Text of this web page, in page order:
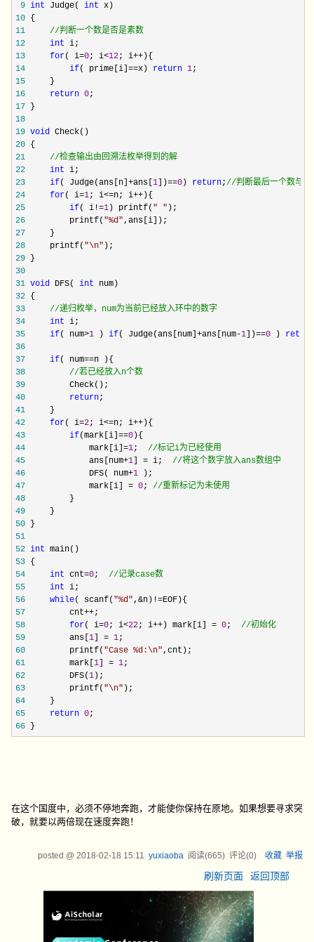
9 int Judge( int
10
11
//判断一个数是否是素数
12
int
13
for( i=0; i<12; i++
14
if( prime[i]==x) return 1
15
16
return 0
17
18
19 void
20
21
//检查输出由回溯法枚举得到的解
22
int
23
if( Judge(ans[n]+ans[1 ])==0 ) return;//判断最后一个数与
24
for( i=1; i<=n; i++
25
if( i!=1 ) printf( " "
26
         printf(
"%d"
27
28
     printf(
"\n"
29
30
31 void DFS( int
32
33
//递归枚举，num为当前已经放入环中的数字
34
int
35
if( num>1 ) if( Judge(ans[num]+ans[num-1 ])==0 )
36
37
if( num==
38
//若已经放入n个数
39
40
return
41
42
for( i=2; i<=n; i++
43
if(mark[i]==0
44
             mark[i]=
1; //标记i为已经使用
45
             ans[num+
1 ] = i; //将这个数字放入ans数组中
46
             DFS( num+
1
47
             mark[i] =
0; //重新标记为未使用
48
49
50
51
52 int
53
54
int cnt=0; //记录case数
55
int
56
while( scanf( "%d",&n)!=
57
         cnt++
58
for( i=0; i<22; i++) mark[i] = 0; //初始化
59
         ans[
1 ] = 1
60
         printf(
"Case %d:\n"
61
         mark[
1 ] = 1
62
         DFS(
1
63
         printf(
"\n"
64
65
return 0
66 }
在这个国度中，必须不停地奔跑，才能使你保持在原地。如果想要寻求突
破，就要以两倍现在速度奔跑！
posted @ 2018-02-18 15:11 yuxiaoba阅读(665) 评论(0) 收藏 举报
刷新页面 返回顶部